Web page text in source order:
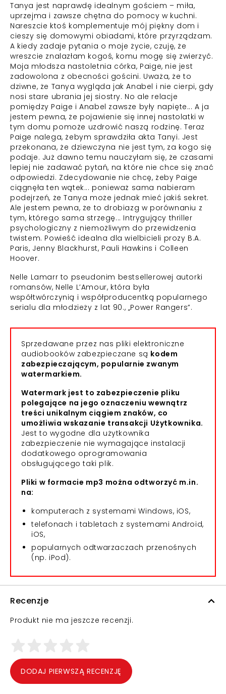
Tanya jest naprawdę idealnym gościem – miła,
uprzejma i zawsze chętna do pomocy w kuchni.
Nareszcie ktoś komplementuje mój piękny dom i
cieszy się domowymi obiadami, które przyrządzam.
A kiedy zadaje pytania o moje życie, czuję, że
wreszcie znalazłam kogoś, komu mogę się zwierzyć.
Moja młodsza nastoletnia córka, Paige, nie jest
zadowolona z obecności gościni. Uważa, że to
dziwne, że Tanya wygląda jak Anabel i nie cierpi, gdy
nosi stare ubrania jej siostry. No ale relacje
pomiędzy Paige i Anabel zawsze były napięte... A ja
jestem pewna, że pojawienie się innej nastolatki w
tym domu pomoże uzdrowić naszą rodzinę. Teraz
Paige nalega, żebym sprawdziła akta Tanyi. Jest
przekonana, że dziewczyna nie jest tym, za kogo się
podaje. Już dawno temu nauczyłam się, że czasami
lepiej nie zadawać pytań, na które nie chce się znać
odpowiedzi. Zdecydowanie nie chcę, żeby Paige
ciągnęła ten wątek... ponieważ sama nabieram
podejrzeń, że Tanya może jednak mieć jakiś sekret.
Ale jestem pewna, że to drobiazg w porównaniu z
tym, którego sama strzegę... Intrygujący thriller
psychologiczny z niemożliwym do przewidzenia
twistem. Powieść idealna dla wielbicieli prozy B.A.
Paris, Jenny Blackhurst, Pauli Hawkins i Colleen
Hoover.
Nelle Lamarr to pseudonim bestsellerowej autorki
romansów, Nelle L’Amour, która była
współtwórczynią i współproducentką popularnego
serialu dla młodzieży z lat 90., „Power Rangers”.
Sprzedawane przez nas pliki elektroniczne
audiobooków zabezpieczane są kodem
zabezpieczającym, popularnie zwanym
watermarkiem.
Watermark jest to zabezpieczenie pliku
polegające na jego oznaczeniu wewnątrz
treści unikalnym ciągiem znaków, co
umożliwia wskazanie transakcji Użytkownika.
Jest to wygodne dla użytkownika
zabezpieczenie nie wymagające instalacji
dodatkowego oprogramowania
obsługującego taki plik.
Pliki w formacie mp3 można odtworzyć m.in.
na:
komputerach z systemami Windows, iOS,
telefonach i tabletach z systemami Android,
iOS,
popularnych odtwarzaczach przenośnych
(np. iPod).
Recenzje
Produkt nie ma jeszcze recenzji.
DODAJ PIERWSZĄ RECENZJĘ